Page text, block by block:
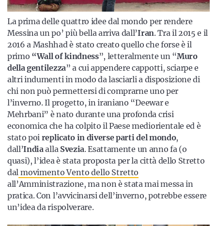
La prima delle quattro idee dal mondo per rendere
Messina un po’ più bella arriva dall’Iran. Tra il 2015 e il
2016 a Mashhad è stato creato quello che forse è il
primo “Wall of kindness”, letteralmente un “Muro
della gentilezza” a cui appendere cappotti, sciarpe e
altri indumenti in modo da lasciarli a disposizione di
chi non può permettersi di comprarne uno per
l’inverno. Il progetto, in iraniano “Deewar e
Mehrbani” è nato durante una profonda crisi
economica che ha colpito il Paese mediorientale ed è
stato poi replicato in diverse parti del mondo,
dall’India alla Svezia. Esattamente un anno fa (o
quasi), l’idea è stata proposta per la città dello Stretto
dal movimento Vento dello Stretto
all’Amministrazione, ma non è stata mai messa in
pratica. Con l’avvicinarsi dell’inverno, potrebbe essere
un’idea da rispolverare.